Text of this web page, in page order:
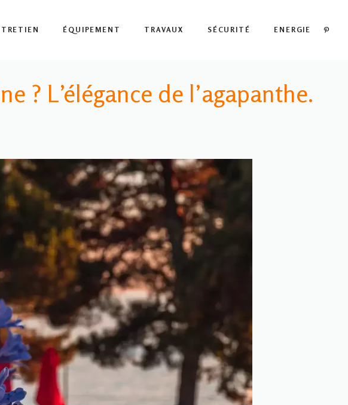
ÉQUIPEMENT TRAVAUX SÉCURITÉ ENERGIE
? L’élégance de l’agapanthe.